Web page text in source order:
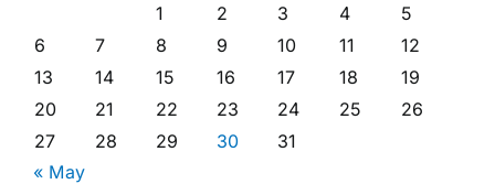
1
2 3 4
5
6
7 8 9 10 11
12
13
14 15 16 17 18
19
20
21 22 23 24 25
26
27
28 29 30
31
« May